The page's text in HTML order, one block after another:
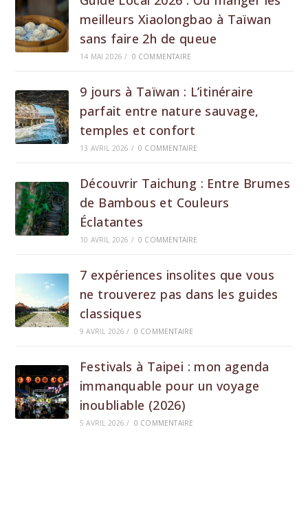
meilleurs Xiaolongbao à Taïwan
sans faire 2h de queue
14 MAI 2026 / 0 COMMENTAIRE
9 jours à Taïwan : L’itinéraire
parfait entre nature sauvage,
temples et confort
13 AVRIL 2026 / 0 COMMENTAIRE
Découvrir Taichung : Entre Brumes
de Bambous et Couleurs
Éclatantes
10 AVRIL 2026 / 0 COMMENTAIRE
7 expériences insolites que vous
ne trouverez pas dans les guides
classiques
9 AVRIL 2026 / 0 COMMENTAIRE
Festivals à Taipei : mon agenda
immanquable pour un voyage
inoubliable (2026)
5 AVRIL 2026 / 0 COMMENTAIRE